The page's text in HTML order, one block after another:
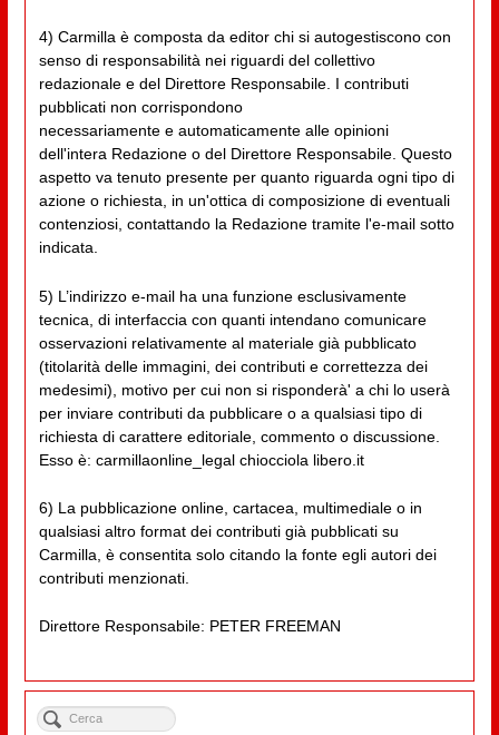
4) Carmilla è composta da editor chi si autogestiscono con
senso di responsabilità nei riguardi del collettivo
redazionale e del Direttore Responsabile. I contributi
pubblicati non corrispondono
necessariamente e automaticamente alle opinioni
dell'intera Redazione o del Direttore Responsabile. Questo
aspetto va tenuto presente per quanto riguarda ogni tipo di
azione o richiesta, in un'ottica di composizione di eventuali
contenziosi, contattando la Redazione tramite l'e-mail sotto
indicata.
5) L’indirizzo e-mail ha una funzione esclusivamente
tecnica, di interfaccia con quanti intendano comunicare
osservazioni relativamente al materiale già pubblicato
(titolarità delle immagini, dei contributi e correttezza dei
medesimi), motivo per cui non si risponderà' a chi lo userà
per inviare contributi da pubblicare o a qualsiasi tipo di
richiesta di carattere editoriale, commento o discussione.
Esso è: carmillaonline_legal chiocciola libero.it
6) La pubblicazione online, cartacea, multimediale o in
qualsiasi altro format dei contributi già pubblicati su
Carmilla, è consentita solo citando la fonte egli autori dei
contributi menzionati.
Direttore Responsabile: PETER FREEMAN